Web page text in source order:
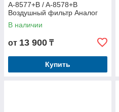
A-8577+B / A-8578+B
Воздушный фильтр Аналог
В наличии
от 13 900 ₸
Купить